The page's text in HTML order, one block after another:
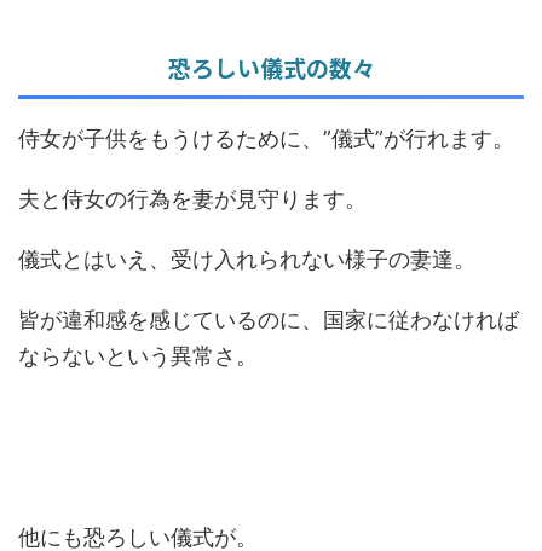
恐ろしい儀式の数々
侍女が子供をもうけるために、”儀式”が行れます。
夫と侍女の行為を妻が見守ります。
儀式とはいえ、受け入れられない様子の妻達。
皆が違和感を感じているのに、国家に従わなければ
ならないという異常さ。
他にも恐ろしい儀式が。